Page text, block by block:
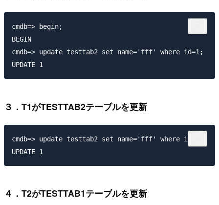
cmdb=> begin;
BEGIN
cmdb=> update testtab2 set name='fff' where id=1;
３．T1がTESTTAB2テーブルを更新
cmdb=> update testtab2 set name='fff' where id=1;
４．T2がTESTTAB1テーブルを更新